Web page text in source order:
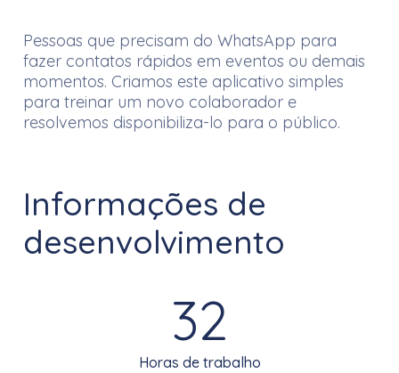
Pessoas que precisam do WhatsApp para
fazer contatos rápidos em eventos ou demais
momentos. Criamos este aplicativo simples
para treinar um novo colaborador e
resolvemos disponibiliza-lo para o público.
Informações de
desenvolvimento
32
Horas de trabalho